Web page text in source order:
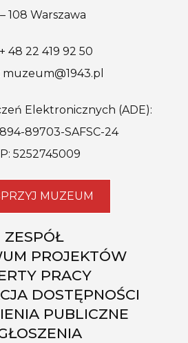
108 Warszawa
48 22 419 92 50
muzeum@1943.pl
Elektronicznych (ADE):
89703-SAFSC-24
5252745009
MUZEUM
ZESPÓŁ
PROJEKTÓW
PRACY
DOSTĘPNOŚCI
PUBLICZNE